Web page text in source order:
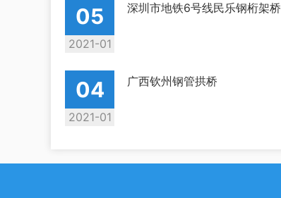
05
2021-01
深圳市地铁6号线民乐钢桁架桥
04
2021-01
广西钦州钢管拱桥